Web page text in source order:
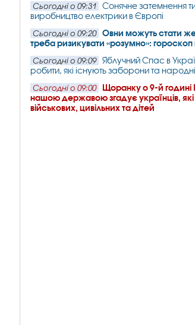
Сьогодні о 09:31
Сонячне затемнення
виробництво електрики в Європі
Сьогодні о 09:20
Овни можуть стати
треба ризикувати «розумно»:
Сьогодні о 09:09
Яблучний Спас в
робити, які існують заборони та
Сьогодні о 09:00
Щоранку о 9-й годині
нашою державою згадує українців, які
військових, цивільних та дітей